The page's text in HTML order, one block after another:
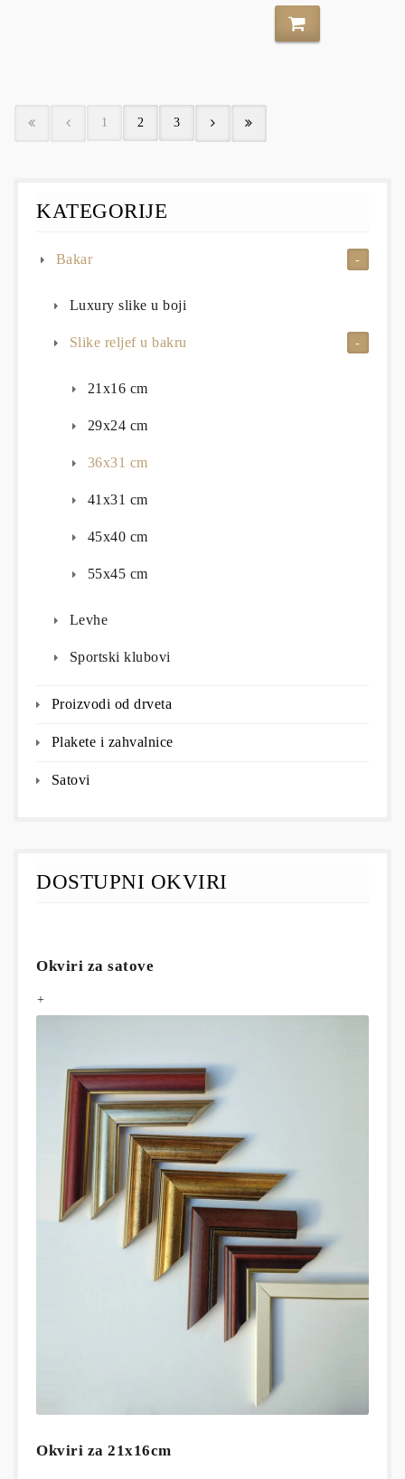
1 2 3
KATEGORIJE
Bakar
Luxury slike u boji
Slike reljef u bakru
21x16 cm
29x24 cm
36x31 cm
41x31 cm
45x40 cm
55x45 cm
Levhe
Sportski klubovi
Proizvodi od drveta
Plakete i zahvalnice
Satovi
DOSTUPNI OKVIRI
Okviri za satove
+
Okviri za 21x16cm